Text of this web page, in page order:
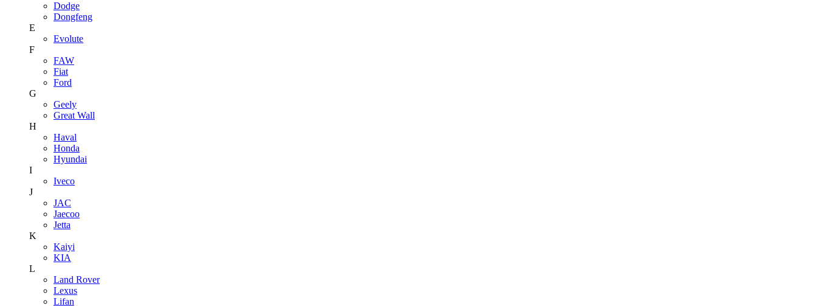
Dodge
Dongfeng
E
Evolute
F
FAW
Fiat
Ford
G
Geely
Great Wall
H
Haval
Honda
Hyundai
I
Iveco
J
JAC
Jaecoo
Jetta
K
Kaiyi
KIA
L
Land Rover
Lexus
Lifan